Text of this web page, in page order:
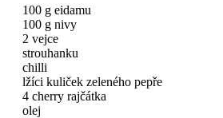
100 g eidamu
100 g nivy
2 vejce
strouhanku
chilli
lžíci kuliček zeleného pepře
4 cherry rajčátka
olej